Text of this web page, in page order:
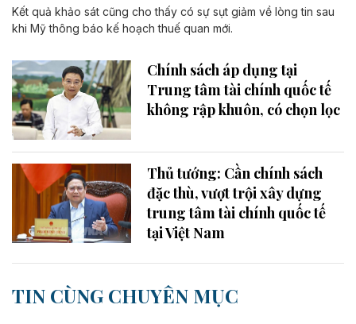
Kết quả khảo sát cũng cho thấy có sự sụt giảm về lòng tin sau
khi Mỹ thông báo kế hoạch thuế quan mới.
Chính sách áp dụng tại
Trung tâm tài chính quốc tế
không rập khuôn, có chọn lọc
Thủ tướng: Cần chính sách
đặc thù, vượt trội xây dựng
trung tâm tài chính quốc tế
tại Việt Nam
TIN CÙNG CHUYÊN MỤC